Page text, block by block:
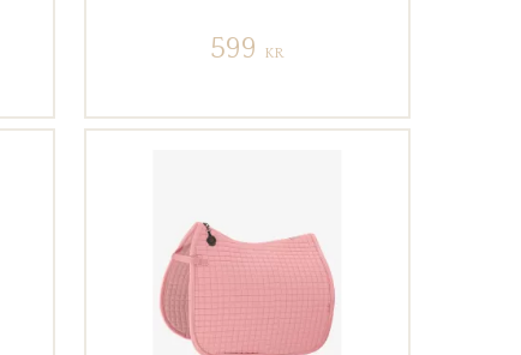
599 KR